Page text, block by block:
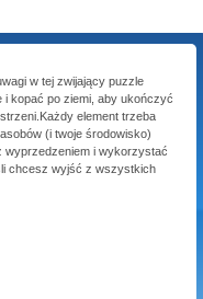
w tej zwijający puzzle
i kopać po ziemi, aby ukończyć
element trzeba
(i twoje środowisko)
wyprzedzeniem i wykorzystać
chcesz wyjść z wszystkich